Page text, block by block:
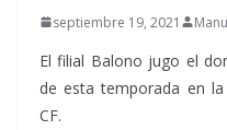
septiembre 19, 2021
El filial Balono jugo el
de esta temporada en
CF.